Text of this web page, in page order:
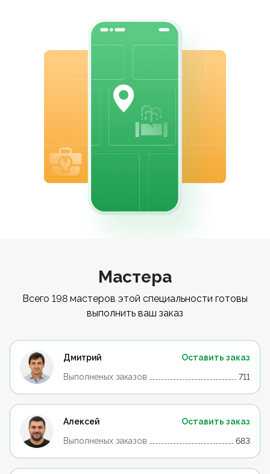
Мастера
Всего 198 мастеров этой специальности готовы
выполнить ваш заказ
Дмитрий
Оставить заказ
Выполненых заказов
711
Алексей
Оставить заказ
Выполненых заказов
683